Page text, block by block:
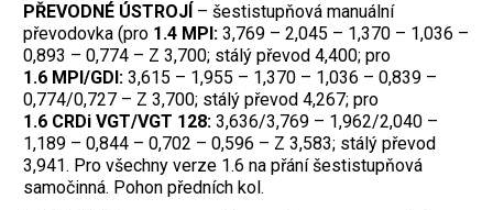
PŘEVODNÉ ÚSTROJÍ – šestistupňová manuální
převodovka (pro 1.4 MPI: 3,769 – 2,045 – 1,370 – 1,036 –
0,893 – 0,774 – Z 3,700; stálý převod 4,400; pro
1.6 MPI/GDI: 3,615 – 1,955 – 1,370 – 1,036 – 0,839 –
0,774/0,727 – Z 3,700; stálý převod 4,267; pro
1.6 CRDi VGT/VGT 128: 3,636/3,769 – 1,962/2,040 –
1,189 – 0,844 – 0,702 – 0,596 – Z 3,583; stálý převod
3,941. Pro všechny verze 1.6 na přání šestistupňová
samočinná. Pohon předních kol.